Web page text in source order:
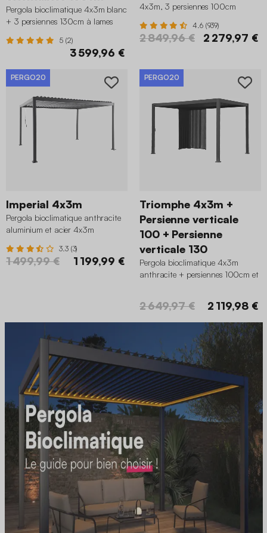
Pergola bioclimatique 4x3m blanc
+ 3 persiennes 130cm à lames
5 (2)
3 599,96 €
4x3m, 3 persiennes 100cm
4.6 (939)
2 849,96 € 2 279,97 €
PERGO20
Imperial 4x3m
Pergola bioclimatique anthracite
aluminium et acier 4x3m
3.3 (3)
1 499,99 € 1 199,99 €
PERGO20
Triomphe 4x3m +
Persienne verticale
100 + Persienne
verticale 130
Pergola bioclimatique 4x3m
anthracite + persiennes 100cm et
2 649,97 € 2 119,98 €